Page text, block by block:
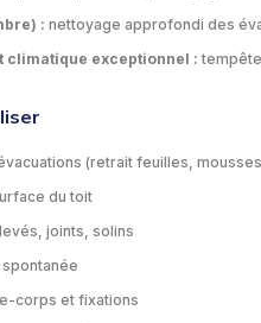
: nettoyage approfondi des
climatique exceptionnel :
(retrait feuilles,
du toit
joints, solins
corps et fixations